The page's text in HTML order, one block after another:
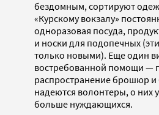
бездомным, сортируют
«Курскому вокзалу»
одноразовая посуда,
и носки для подопечных
только новыми). Еще один
востребованной помощи —
распространение брошюр и
надеются волонтеры, о них
больше нуждающихся.